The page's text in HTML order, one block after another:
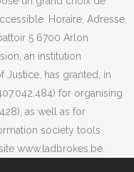
Horaire, Adresse,
5 6700 Arlon
an institution
Justice, has granted, in
for organising
as well as for
society tools
www.ladbrokes.be.